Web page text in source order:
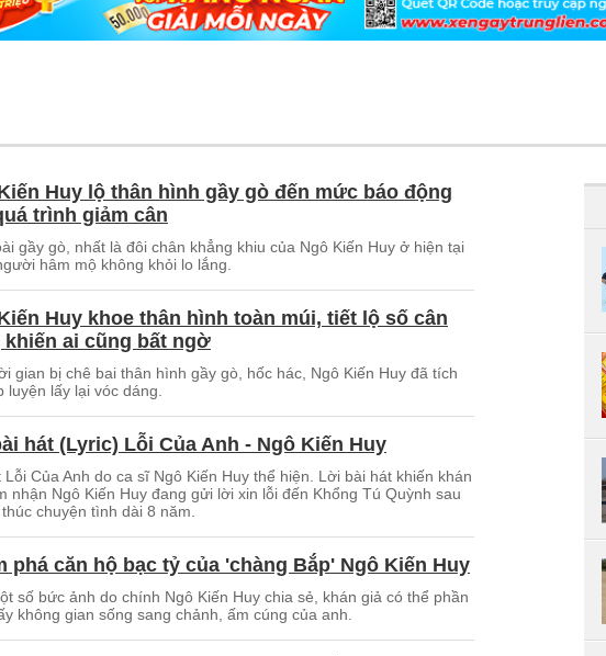
Huy lộ thân hình gầy gò đến mức báo động
trình giảm cân
gầy gò, nhất là đôi chân khẳng khiu của Ngô Kiến Huy ở hiện tại
hâm mộ không khỏi lo lắng.
Huy khoe thân hình toàn múi, tiết lộ số cân
khiến ai cũng bất ngờ
gian bị chê bai thân hình gầy gò, hốc hác, Ngô Kiến Huy đã tích
luyện lấy lại vóc dáng.
hát (Lyric) Lỗi Của Anh - Ngô Kiến Huy
Lỗi Của Anh do ca sĩ Ngô Kiến Huy thể hiện. Lời bài hát khiến khán
nhận Ngô Kiến Huy đang gửi lời xin lỗi đến Khổng Tú Quỳnh sau
chuyện tình dài 8 năm.
phá căn hộ bạc tỷ của 'chàng Bắp' Ngô Kiến Huy
số bức ảnh do chính Ngô Kiến Huy chia sẻ, khán giả có thể phần
không gian sống sang chảnh, ấm cúng của anh.